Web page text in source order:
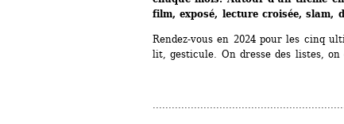
film, exposé, lecture croisée, slam,
Rendez-vous en 2024 pour les cinq
lit, gesticule. On dresse des listes,